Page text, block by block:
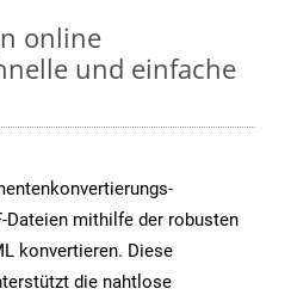
online
und einfache
Dateien mithilfe der robusten
konvertieren. Diese
die nahtlose